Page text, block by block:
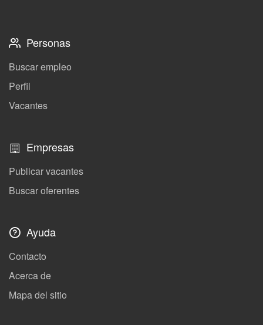
Personas
Buscar empleo
Perfil
Vacantes
Empresas
Publicar vacantes
Buscar oferentes
Ayuda
Contacto
Acerca de
Mapa del sitio